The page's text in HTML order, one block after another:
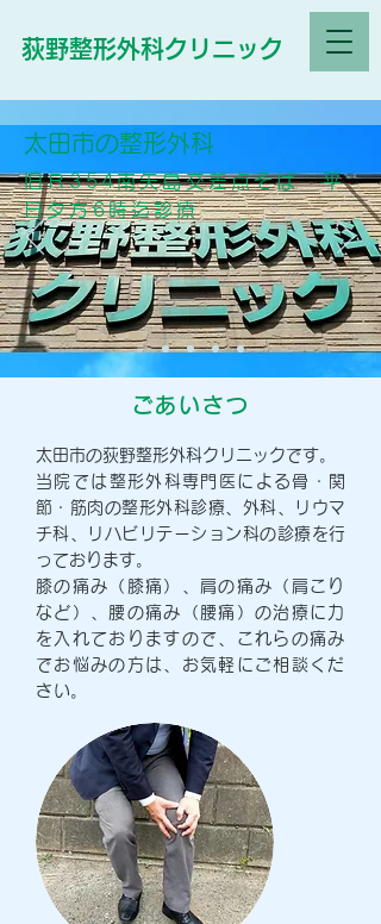
荻野整形外科クリニック
​太田市の整形外科
旧Ｒ354南矢島交差点そば 平
日夕方6時迄診療
ごあいさつ
太田市の荻野整形外科クリニックです。
当院では 整形外科専門医による骨・関
節・筋肉の整形外科診療、外科、リウマ
チ科、リハビリテーション科の診療を行
っております。
膝の痛み（膝痛）、肩の痛み（肩こり
など）、腰の痛み（腰痛）の治療に力
を入れておりますので、これらの痛み
でお悩みの方は、お気軽にご相談くだ
さい。